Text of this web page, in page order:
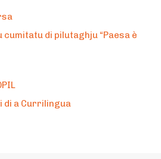
cumitatu di pilutaghju “Paesa è
di a Currilingua